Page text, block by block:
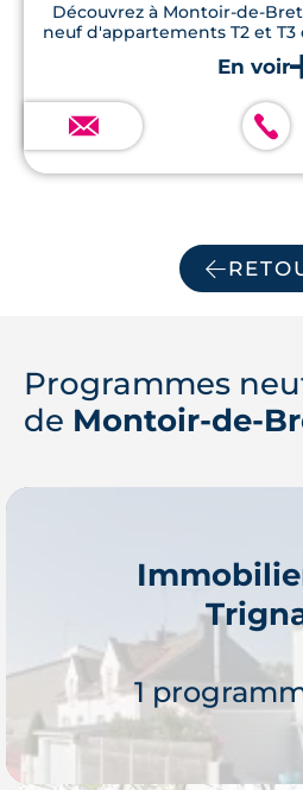
Découvrez à Montoir-de-
neuf d'appartements T2 et
et
Programmes
de Montoir-de-
1